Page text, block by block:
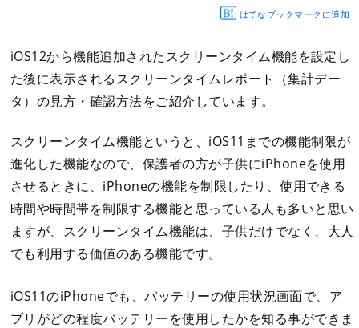
はてなブックマークに追加
iOS12から機能追加されたスクリーンタイム機能を設定し
た後に表示されるスクリーンタイムレポート（集計デー
タ）の見方・確認方法をご紹介しています。
スクリーンタイム機能というと、iOS11までの機能制限が
進化した機能なので、保護者の方が子供にiPhoneを使用
させるときに、iPhoneの機能を制限したり、使用できる
時間や時間帯を制限する機能と思っている人も多いと思い
ますが、スクリーンタイム機能は、子供だけでなく、大人
でも利用する価値のある機能です。
iOS11のiPhoneでも、バッテリーの使用状況画面で、ア
プリがどの程度バッテリーを使用したかを知る事ができま